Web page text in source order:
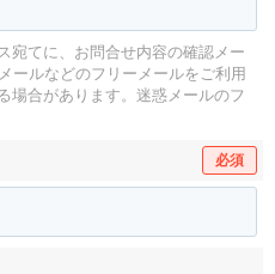
宛てに、お問合せ内容の確認メー
ールなどのフリーメールをご利用
場合があります。 迷惑メールのフ
必須